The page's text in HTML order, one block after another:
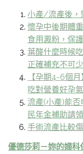
小產/流產後，
懷孕中後期體
食用澱粉，保
葉酸什麼時候
正確補充不可少
【孕期4-6個
吃對營養好孕氣
流產(小產)能
民年金補助請
手術流產比較
優德莎莉－妳的婦科